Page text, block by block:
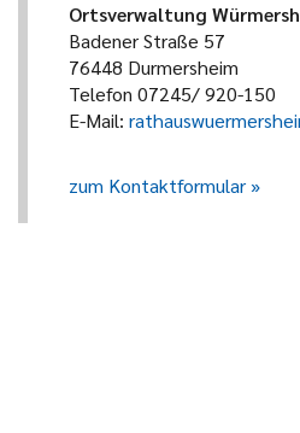
Ortsverwaltung
Badener Straße 57
76448 Durmersheim
Telefon 07245/ 920-150
E-Mail:
zum Kontaktformular